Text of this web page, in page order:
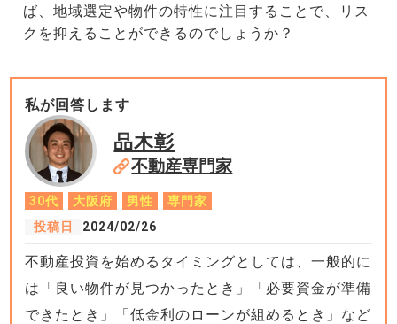
ば、地域選定や物件の特性に注目することで、リス
クを抑えることができるのでしょうか？
私が回答します
品木彰
不動産専門家
30代 大阪府 男性
専門家
投稿日
2024/02/26
不動産投資を始めるタイミングとしては、一般的に
は「良い物件が見つかったとき」「必要資金が準備
できたとき」「低金利のローンが組めるとき」など